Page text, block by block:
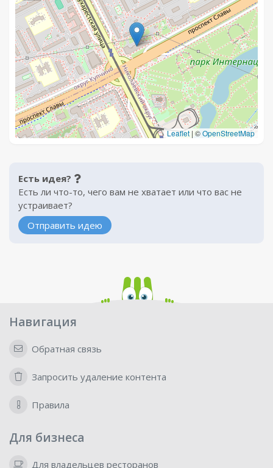
Leaflet | ©OpenStreetMap
Есть идея?
Есть ли что-то, чего вам не хватает или что вас не
устраивает?
Отправить идею
Навигация
Обратная связь
Запросить удаление контента
Правила
Для бизнеса
Для владельцев ресторанов